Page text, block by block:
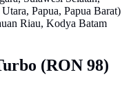
Papua, Papua Barat)
Riau, Kodya Batam
(RON 98)